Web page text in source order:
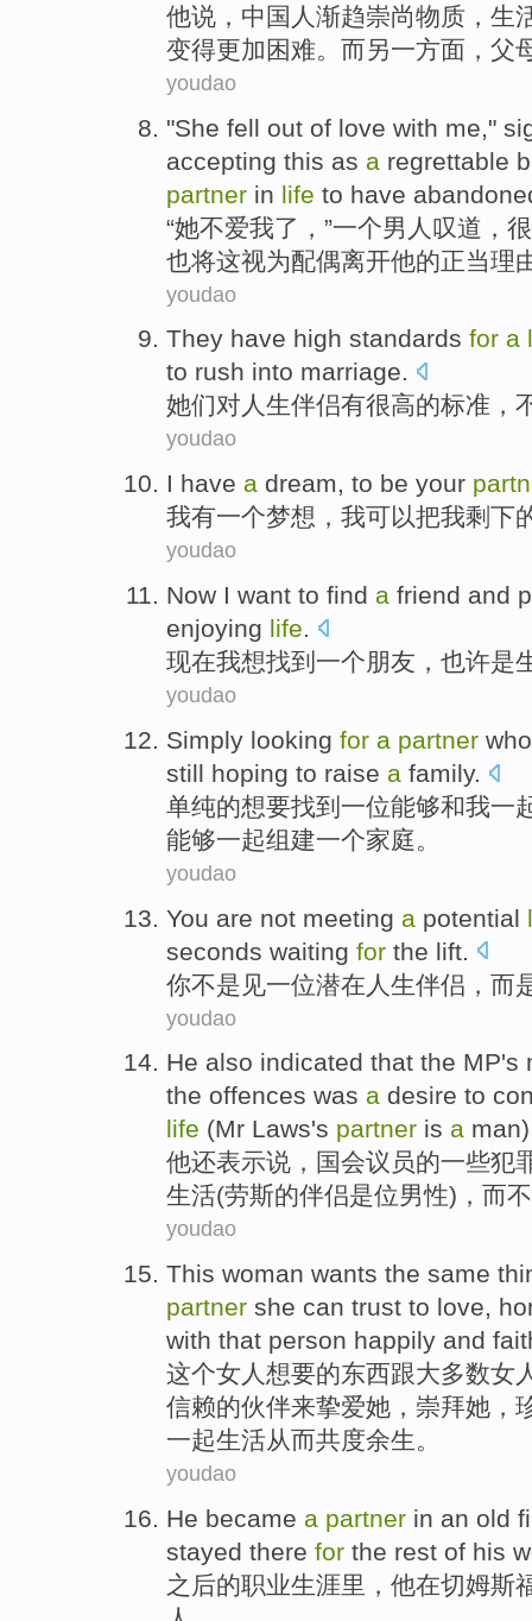
他说， 中国人 渐趋崇尚物质 ， 生
变得更加困难。 而另一方面， 父
youdao
"She fell out of love with me ,"
accepting this as a regrettable
partner in life to have
“她不爱我了，”一个男人 叹道 ，
也将这视为配偶离开他的正当理
youdao
They have high standards for a
to rush into marriage.
她们对人生伴侣有很高的标准 ，
youdao
I have a dream, to be your
我有一个梦想 ， 我可以把我剩下
youdao
Now I want to find a friend and
enjoying life.
现在我想找到 一个朋友 ， 也许是
youdao
Simply looking for a partner
still hoping to raise a family.
单纯的想要找到 一位能够和我一
能够一起组建一个家庭。
youdao
You are not meeting a potential
seconds waiting for the lift
你不是 见一位潜在 人生伴侣 ， 而
youdao
He also indicated that the MP's
the offences was a desire to
life (Mr Laws's partner is a man
他还表示说， 国会议员的一些犯
生活(劳斯的伴侣是位男性)，而
youdao
This woman wants the same
partner she can trust to love,
with that person happily and
这个女人 想要的东西跟大多数女
信赖的伙伴来挚爱她 ， 崇拜她 ，
一起生活从而共度余生。
youdao
He became a partner in an old
stayed there for the rest of his
之后的职业生涯里 ， 他在切姆斯